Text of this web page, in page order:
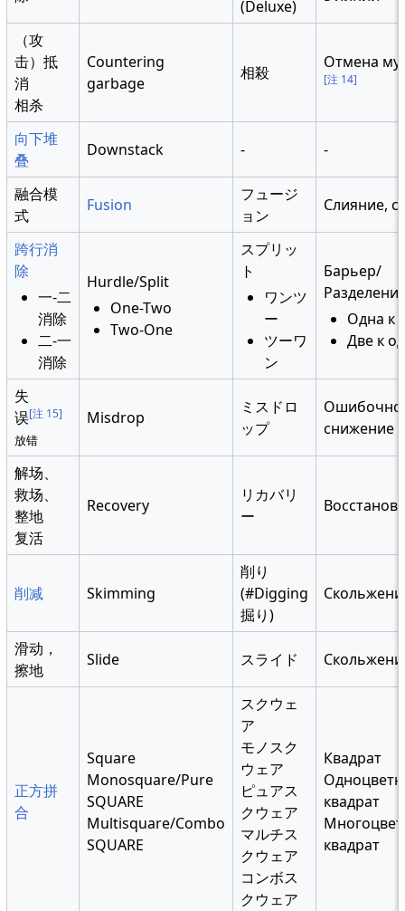
(Deluxe)
（攻
击）抵
消
相杀
Countering
garbage
相殺
Отмена
[注 14]
向下堆
叠
Downstack - -
融合模
式
Fusion
フュージ
ョン
Слияние,
跨行消
除
一-二
消除
二-一
消除
Hurdle/Split
One-Two
Two-One
スプリッ
ト
ワンツ
ー
ツーワ
ン
Барьер/
Одна к
Две к
失
误[注 15]
放错
Misdrop
ミスドロ
ップ
снижение
解场、
救场、
整地
复活
Recovery
リカバリ
ー
削减 Skimming
削り
(#Digging
掘り)
滑动，
擦地
Slide スライド
正方拼
合
Square
Monosquare/Pure
SQUARE
Multisquare/Combo
SQUARE
スクウェ
ア
モノスク
ウェア
ピュアス
クウェア
マルチス
クウェア
コンボス
クウェア
Квадрат
квадрат
квадрат